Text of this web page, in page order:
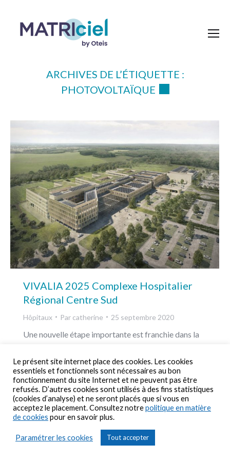
ARCHIVES DE L’ÉTIQUETTE :
PHOTOVOLTAÏQUE
VIVALIA 2025 Complexe Hospitalier
Régional Centre Sud
Hôpitaux Par catherine 25 septembre 2020
Une nouvelle étape importante est franchie dans la
Régional Centre Sud de VIVALIA en province de
Luxembourg. L’avant-projet détaillé de ce nouvel
hôpital, qui comptera environ 90.000 m² bâtis sur un
site de 46 ha, pour une capacité de 660 lits
extensible à 720 lits si nécessaire, est déposé et…
Le présent site internet place des cookies. Les cookies
essentiels et fonctionnels sont nécessaires au bon
fonctionnement du site Internet et ne peuvent pas être
refusés. D’autres cookies sont utilisés à des fins statistiques
(cookies d’analyse) et ne seront placés que si vous en
acceptez le placement. Consultez notrepolitique en matière
de cookies pour en savoir plus.
Paramétrer les cookies Tout accepter